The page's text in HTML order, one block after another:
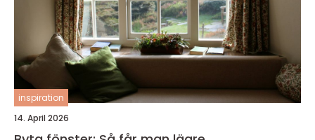
inspiration
14. April 2026